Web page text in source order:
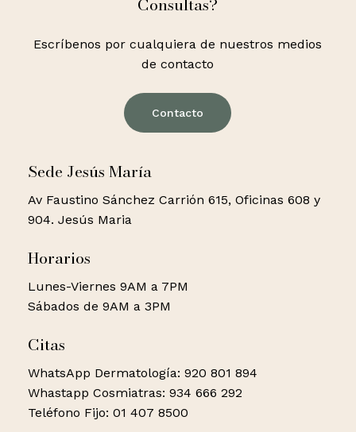
Escríbenos por cualquiera de nuestros medios
de contacto
Contacto
Sede Jesús María
Av Faustino Sánchez Carrión 615, Oficinas 608 y
904. Jesús Maria
Horarios
Lunes-Viernes 9AM a 7PM
Sábados de 9AM a 3PM
Citas
WhatsApp Dermatología: 920 801 894
Whastapp Cosmiatras: 934 666 292
Teléfono Fijo: 01 407 8500